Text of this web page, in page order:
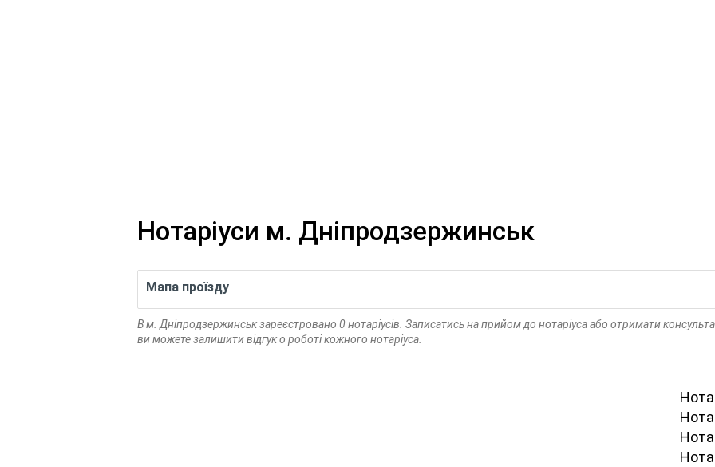
Нотаріуси м. Дніпродзержинськ
Мапа проїзду
В м. Дніпродзержинськ зареєстровано 0 нотаріусів. Записатись на прийом до нотаріуса або отримати
ви можете залишити відгук о роботі кожного нотаріуса.